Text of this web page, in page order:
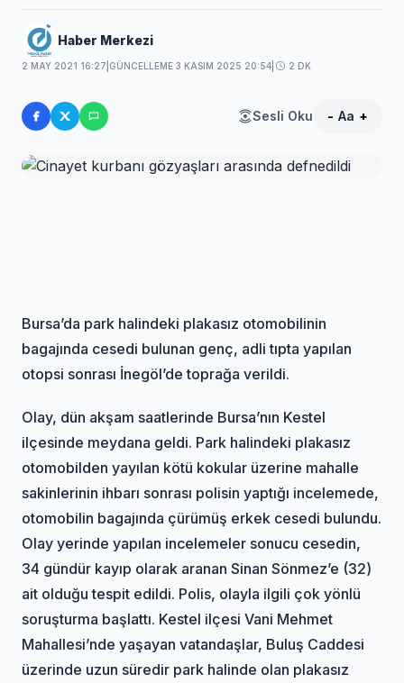
Haber Merkezi
2 MAY 2021 16:27 GÜNCELLEME 3 KASIM 2025 20:54 2 DK
Sesli Oku - Aa +
Bursa’da park halindeki plakasız otomobilinin
bagajında cesedi bulunan genç, adli tıpta yapılan
otopsi sonrası İnegöl’de toprağa verildi.
Olay, dün akşam saatlerinde Bursa’nın Kestel
ilçesinde meydana geldi. Park halindeki plakasız
otomobilden yayılan kötü kokular üzerine mahalle
sakinlerinin ihbarı sonrası polisin yaptığı incelemede,
otomobilin bagajında çürümüş erkek cesedi bulundu.
Olay yerinde yapılan incelemeler sonucu cesedin,
34 gündür kayıp olarak aranan Sinan Sönmez’e (32)
ait olduğu tespit edildi. Polis, olayla ilgili çok yönlü
soruşturma başlattı. Kestel ilçesi Vani Mehmet
Mahallesi’nde yaşayan vatandaşlar, Buluş Caddesi
üzerinde uzun süredir park halinde olan plakasız